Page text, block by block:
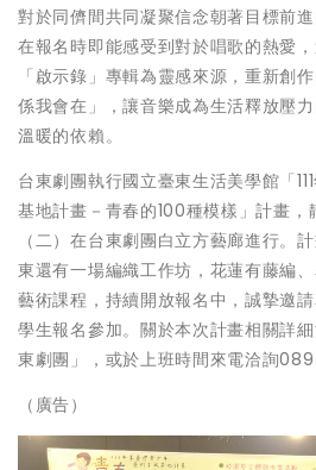
對於同儕間共同凝聚信念朝著目標前
在報名時即能感受到對於唱歌的熱愛
「啟示錄」專輯為靈感來源，重新創
係我會在」，讓音樂成為生活釋放壓
溫暖的依賴。
台東劇團執行國立臺東生活美學館「
基地計畫－青春的100種模樣」計畫，
（二）在台東劇團白立方藝廊進行。
東還有一場編織工作坊，花蓮有藤編
藝術課程，持續開放報名中，誠摯邀
學生報名參加。關於本次計畫相關詳
東劇團」，或於上班時間來電洽詢
（廣告）